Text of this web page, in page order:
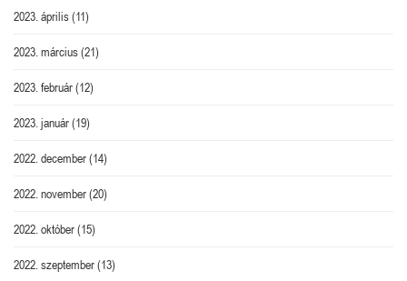
2023. április(11)
2023. március(21)
2023. február(12)
2023. január(19)
2022. december(14)
2022. november(20)
2022. október(15)
2022. szeptember(13)